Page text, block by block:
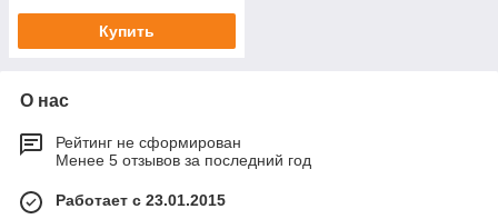
Купить
О нас
Рейтинг не сформирован
Менее 5 отзывов за последний год
Работает с 23.01.2015